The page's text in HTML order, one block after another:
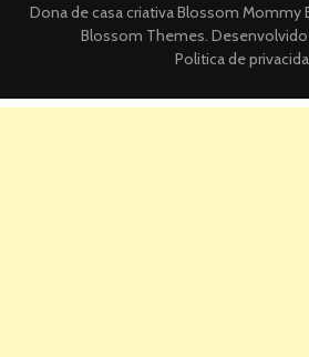
Dona de casa criativaBlossom Mommy
Blossom Themes .
Politica de